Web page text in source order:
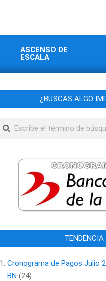
ASCENSO DE
ESCALA
¿BUSCAS ALGO
Buscar
TENDENCIA
Cronograma de Pagos Julio
BN (24)